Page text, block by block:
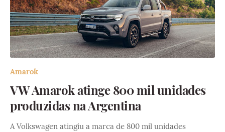
Amarok
VW Amarok atinge 800 mil unidades
produzidas na Argentina
A Volkswagen atingiu a marca de 800 mil unidades